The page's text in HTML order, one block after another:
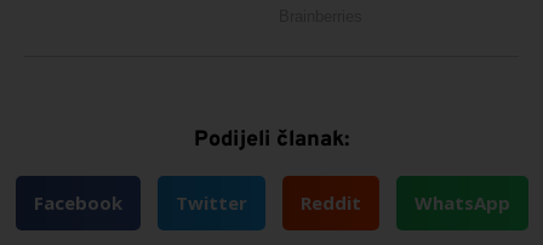
Podijeli članak:
Facebook Twitter Reddit WhatsApp